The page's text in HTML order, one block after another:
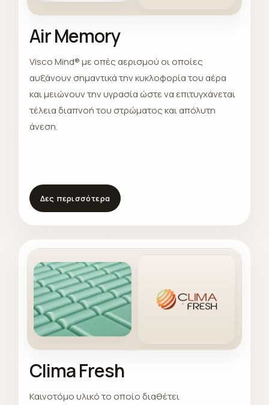
Air Memory
Visco Mind® με οπές αερισμού οι οποίες
αυξάνουν σημαντικά την κυκλοφορία του αέρα
και μειώνουν την υγρασία ώστε να επιτυγχάνεται
τέλεια διαπνοή του στρώματος και απόλυτη
άνεση.
Δες περισσότερα
Clima Fresh
Καινοτόμο υλικό το οποίο διαθέτει